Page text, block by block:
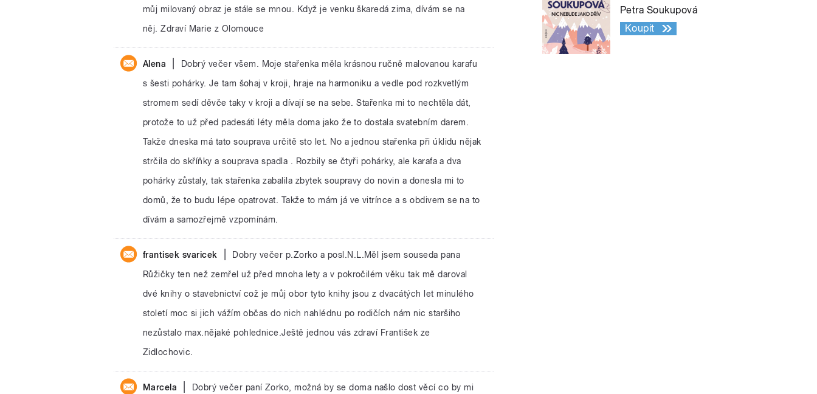
můj milovaný obraz je stále se mnou. Když je venku škaredá zima, dívám se na
něj. Zdraví Marie z Olomouce
Alena
Dobrý večer všem. Moje stařenka měla krásnou ručně malovanou karafu
s šesti pohárky. Je tam šohaj v kroji, hraje na harmoniku a vedle pod rozkvetlým
stromem sedí děvče taky v kroji a dívají se na sebe. Stařenka mi to nechtěla dát,
protože to už před padesáti léty měla doma jako že to dostala svatebním darem.
Takže dneska má tato souprava určitě sto let. No a jednou stařenka při úklidu nějak
strčila do skříňky a souprava spadla . Rozbily se čtyři pohárky, ale karafa a dva
pohárky zůstaly, tak stařenka zabalila zbytek soupravy do novin a donesla mi to
domů, že to budu lépe opatrovat. Takže to mám já ve vitrínce a s obdivem se na to
dívám a samozřejmě vzpomínám.
frantisek svaricek
Dobry večer p.Zorko a posl.N.L.Měl jsem souseda pana
Růžičky ten než zemřel už před mnoha lety a v pokročilém věku tak mě daroval
dvé knihy o stavebnictví což je můj obor tyto knihy jsou z dvacátých let minulého
století moc si jich vážím občas do nich nahlédnu po rodičích nám nic staršiho
nezůstalo max.nějaké pohlednice.Ještě jednou vás zdraví František ze
Zidlochovic.
Marcela Dobrý večer paní Zorko, možná by se doma našlo dost věcí co by mi
Petra Soukupová
Koupit